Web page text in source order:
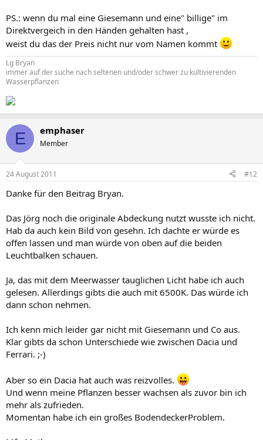
PS.: wenn du mal eine Giesemann und eine" billige" im
Direktvergeich in den Händen gehalten hast ,
weist du das der Preis nicht nur vom Namen kommt
Lg Bryan
immer auf der suche nach seltenen und/oder schwer zu kultivierenden
Wasserpflanzen
E emphaser
Member
24 August 2011 #12
Danke für den Beitrag Bryan.
Das Jörg noch die originale Abdeckung nutzt wusste ich nicht.
Hab da auch kein Bild von gesehn. Ich dachte er würde es
offen lassen und man würde von oben auf die beiden
Leuchtbalken schauen.
Ja, das mit dem Meerwasser tauglichen Licht habe ich auch
gelesen. Allerdings gibts die auch mit 6500K. Das würde ich
dann schon nehmen.
Ich kenn mich leider gar nicht mit Giesemann und Co aus.
Klar gibts da schon Unterschiede wie zwischen Dacia und
Ferrari. ;-)
Aber so ein Dacia hat auch was reizvolles.
Und wenn meine Pflanzen besser wachsen als zuvor bin ich
mehr als zufrieden.
Momentan habe ich ein großes BodendeckerProblem.